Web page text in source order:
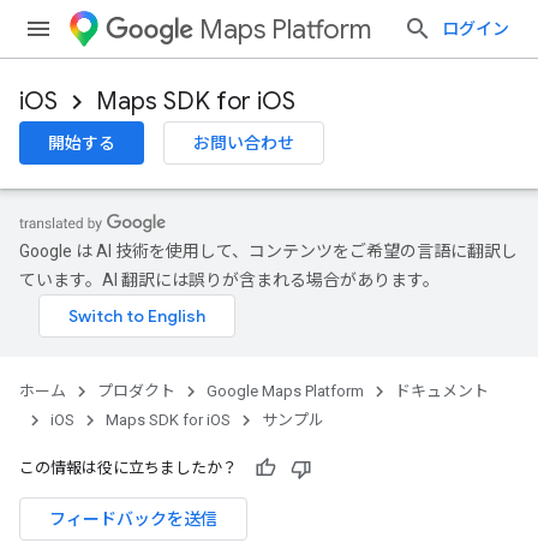
Maps Platform ログイン
iOS Maps SDK for iOS
開始する お問い合わせ
Google は AI 技術を使用して、コンテンツをご希望の言語に翻訳し
ています。AI 翻訳には誤りが含まれる場合があります。
ホーム プロダクト Google Maps Platform
ドキュメント
iOS
Maps SDK for iOS サンプル
この情報は役に立ちましたか？
フィードバックを送信